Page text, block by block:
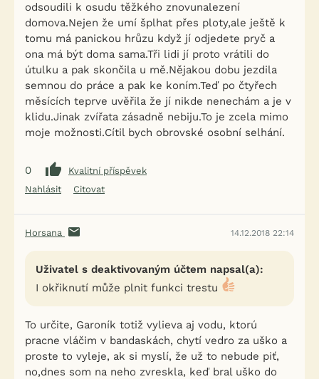
odsoudili k osudu těžkého znovunalezení
domova.Nejen že umí šplhat přes ploty,ale ještě k
tomu má panickou hrůzu když jí odjedete pryč a
ona má být doma sama.Tři lidi jí proto vrátili do
útulku a pak skončila u mě.Nějakou dobu jezdila
semnou do práce a pak ke koním.Teď po čtyřech
měsících teprve uvěřila že jí nikde nenechám a je v
klidu.Jinak zvířata zásadně nebiju.To je zcela mimo
moje možnosti.Cítil bych obrovské osobní selhání.
0
Kvalitní příspěvek
Nahlásit
Citovat
Horsana 14.12.2018 22:14
Uživatel s deaktivovaným účtem napsal(a):
I okřiknutí může plnit funkci trestu
To určite, Garoník totiž vylieva aj vodu, ktorú
pracne vláčim v bandaskách, chytí vedro za uško a
proste to vyleje, ak si myslí, že už to nebude piť,
no,dnes som na neho zvreskla, keď bral uško do